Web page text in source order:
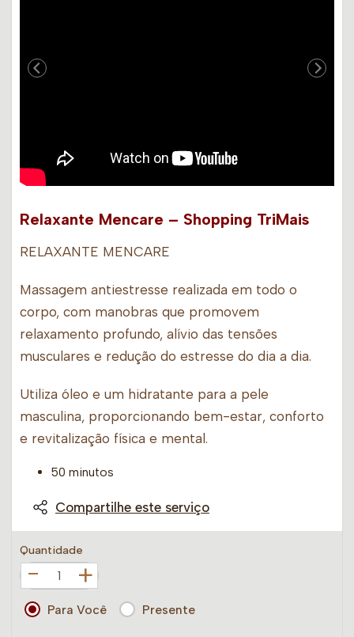
Relaxante Mencare – Shopping TriMais
RELAXANTE MENCARE
Massagem antiestresse realizada em todo o
corpo, com manobras que promovem
relaxamento profundo, alívio das tensões
musculares e redução do estresse do dia a dia.
Utiliza óleo e um hidratante para a pele
masculina, proporcionando bem-estar, conforto
e revitalização física e mental.
50 minutos
Compartilhe este serviço
Quantidade
+
Para Você Presente